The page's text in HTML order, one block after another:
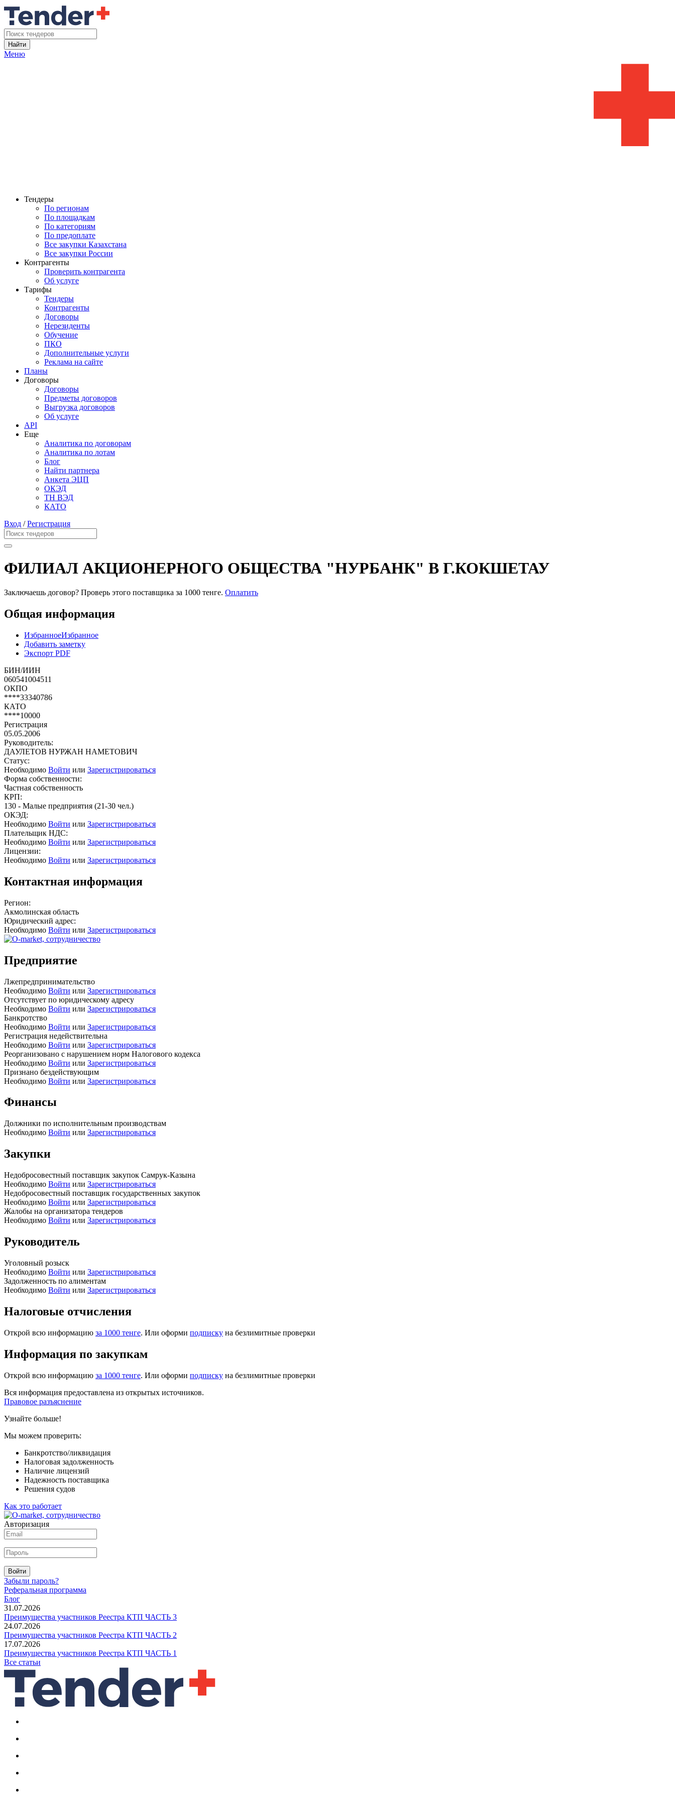
Найти
Меню
Тендеры
По регионам
По площадкам
По категориям
По предоплате
Все закупки Казахстана
Все закупки России
Контрагенты
Проверить контрагента
Об услуге
Тарифы
Тендеры
Контрагенты
Договоры
Нерезиденты
Обучение
ПКО
Дополнительные услуги
Реклама на сайте
Планы
Договоры
Договоры
Предметы договоров
Выгрузка договоров
Об услуге
API
Еще
Аналитика по договорам
Аналитика по лотам
Блог
Найти партнера
Анкета ЭЦП
ОКЭД
ТН ВЭД
КАТО
Вход /Регистрация
ФИЛИАЛ АКЦИОНЕРНОГО ОБЩЕСТВА "НУРБАНК" В Г.КОКШЕТАУ
Заключаешь договор? Проверь этого поставщика за 1000 тенге. Оплатить
Общая информация
ИзбранноеИзбранное
Добавить заметку
Экспорт PDF
БИН/ИИН
060541004511
ОКПО
****33340786
КАТО
****10000
Регистрация
05.05.2006
Руководитель:
ДАУЛЕТОВ НУРЖАН НАМЕТОВИЧ
Статус:
Необходимо Войти или Зарегистрироваться
Форма собственности:
Частная собственность
КРП:
130 - Малые предприятия (21-30 чел.)
ОКЭД:
Необходимо Войти или Зарегистрироваться
Плательщик НДС:
Необходимо Войти или Зарегистрироваться
Лицензии:
Необходимо Войти или Зарегистрироваться
Контактная информация
Регион:
Акмолинская область
Юридический адрес:
Необходимо Войти или Зарегистрироваться
Предприятие
Лжепредпринимательство
Необходимо Войти или Зарегистрироваться
Отсутствует по юридическому адресу
Необходимо Войти или Зарегистрироваться
Банкротство
Необходимо Войти или Зарегистрироваться
Регистрация недействительна
Необходимо Войти или Зарегистрироваться
Реорганизовано с нарушением норм Налогового кодекса
Необходимо Войти или Зарегистрироваться
Признано бездействующим
Необходимо Войти или Зарегистрироваться
Финансы
Должники по исполнительным производствам
Необходимо Войти или Зарегистрироваться
Закупки
Недобросовестный поставщик закупок Самрук-Казына
Необходимо Войти или Зарегистрироваться
Недобросовестный поставщик государственных закупок
Необходимо Войти или Зарегистрироваться
Жалобы на организатора тендеров
Необходимо Войти или Зарегистрироваться
Руководитель
Уголовный розыск
Необходимо Войти или Зарегистрироваться
Задолженность по алиментам
Необходимо Войти или Зарегистрироваться
Налоговые отчисления
Открой всю информацию за 1000 тенге. Или оформи подписку на безлимитные проверки
Информация по закупкам
Открой всю информацию за 1000 тенге. Или оформи подписку на безлимитные проверки
Вся информация предоставлена из открытых источников.
Правовое разъяснение
Узнайте больше!
Мы можем проверить:
Банкротство/ликвидация
Налоговая задолженность
Наличие лицензий
Надежность поставщика
Решения судов
Как это работает
Авторизация
Войти
Забыли пароль?
Реферальная программа
Блог
31.07.2026
Преимущества участников Реестра КТП ЧАСТЬ 3
24.07.2026
Преимущества участников Реестра КТП ЧАСТЬ 2
17.07.2026
Преимущества участников Реестра КТП ЧАСТЬ 1
Все статьи